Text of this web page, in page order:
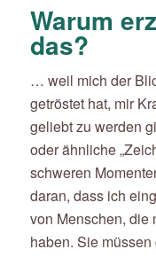
Warum
das?
… weil mich der
getröstet hat, mir
geliebt zu werden
oder ähnliche
schweren
daran, dass ich
von Menschen, die
haben. Sie